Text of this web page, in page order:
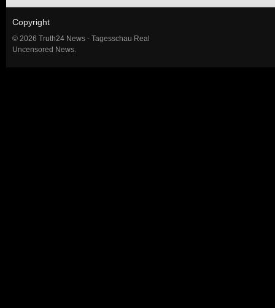
Copyright
© 2026 Truth24 News - Tagesschau Real
Uncensored News.